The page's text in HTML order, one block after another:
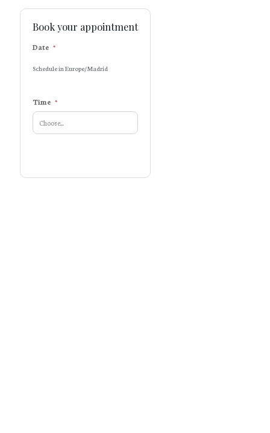
Book your appointment
Date *
Schedule in Europe/Madrid
Time *